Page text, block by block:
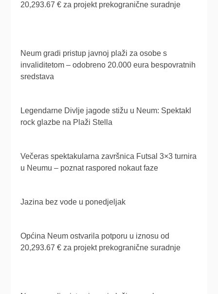
20,293.67 € za projekt prekogranične suradnje
Neum gradi pristup javnoj plaži za osobe s
invaliditetom – odobreno 20.000 eura bespovratnih
sredstava
Legendarne Divlje jagode stižu u Neum: Spektakl
rock glazbe na Plaži Stella
Večeras spektakularna završnica Futsal 3×3 turnira
u Neumu – poznat raspored nokaut faze
Jazina bez vode u ponedjeljak
Općina Neum ostvarila potporu u iznosu od
20,293.67 € za projekt prekogranične suradnje